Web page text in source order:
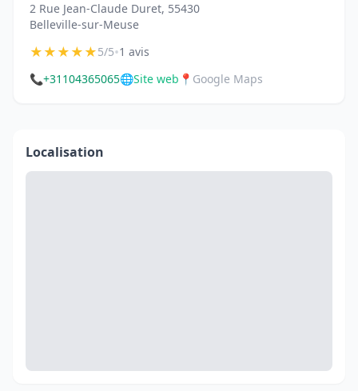
2 Rue Jean-Claude Duret, 55430
Belleville-sur-Meuse
★★★★★5/5•1 avis
📞+31104365065🌐Site web 📍 Google Maps
Localisation